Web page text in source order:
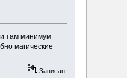
там минимум
магические
Записан